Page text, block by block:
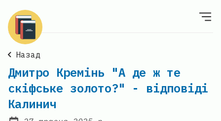
Назад
Дмитро Кремінь "А де ж те
скіфське золото?" - відповіді
Калинич